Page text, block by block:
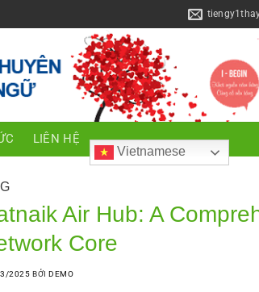
LIÊN HỆ
Vietnamese
Air Hub: A
Core
2025 BỞIDEMO